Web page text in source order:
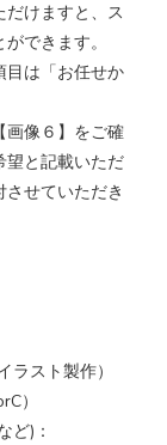
けますと、ス
できます。
は「お任せか
画像６】をご確
望と記載いただ
せていただき
スト製作）
）
ど)：